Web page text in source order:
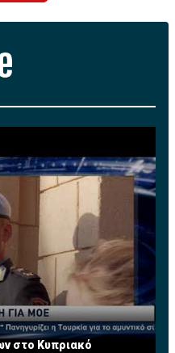
στο Κυπριακό